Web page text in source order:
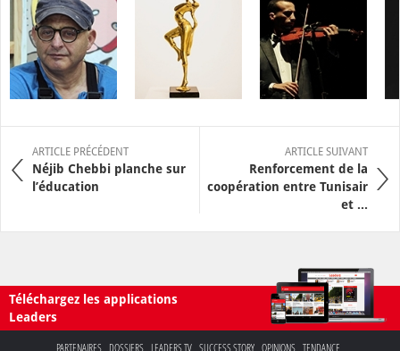
ARTICLE PRÉCÉDENT
Néjib Chebbi planche sur
l’éducation
ARTICLE SUIVANT
Renforcement de la
coopération entre Tunisair
et ...
Téléchargez les applications
Leaders
PARTENAIRES DOSSIERS LEADERS TV SUCCESS STORY OPINIONS TENDANCE